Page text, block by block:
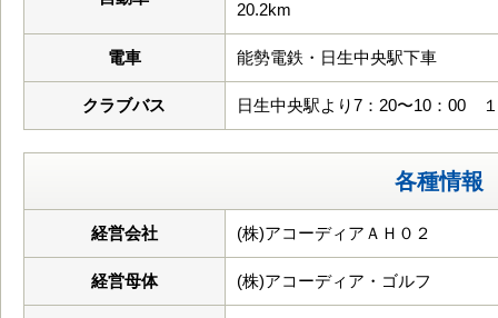
20.2km
電車 能勢電鉄・日生中央駅下車
クラブバス 日生中央駅より7：20〜10：00
各種情報
経営会社 (株)アコーディアＡＨ０２
経営母体 (株)アコーディア・ゴルフ